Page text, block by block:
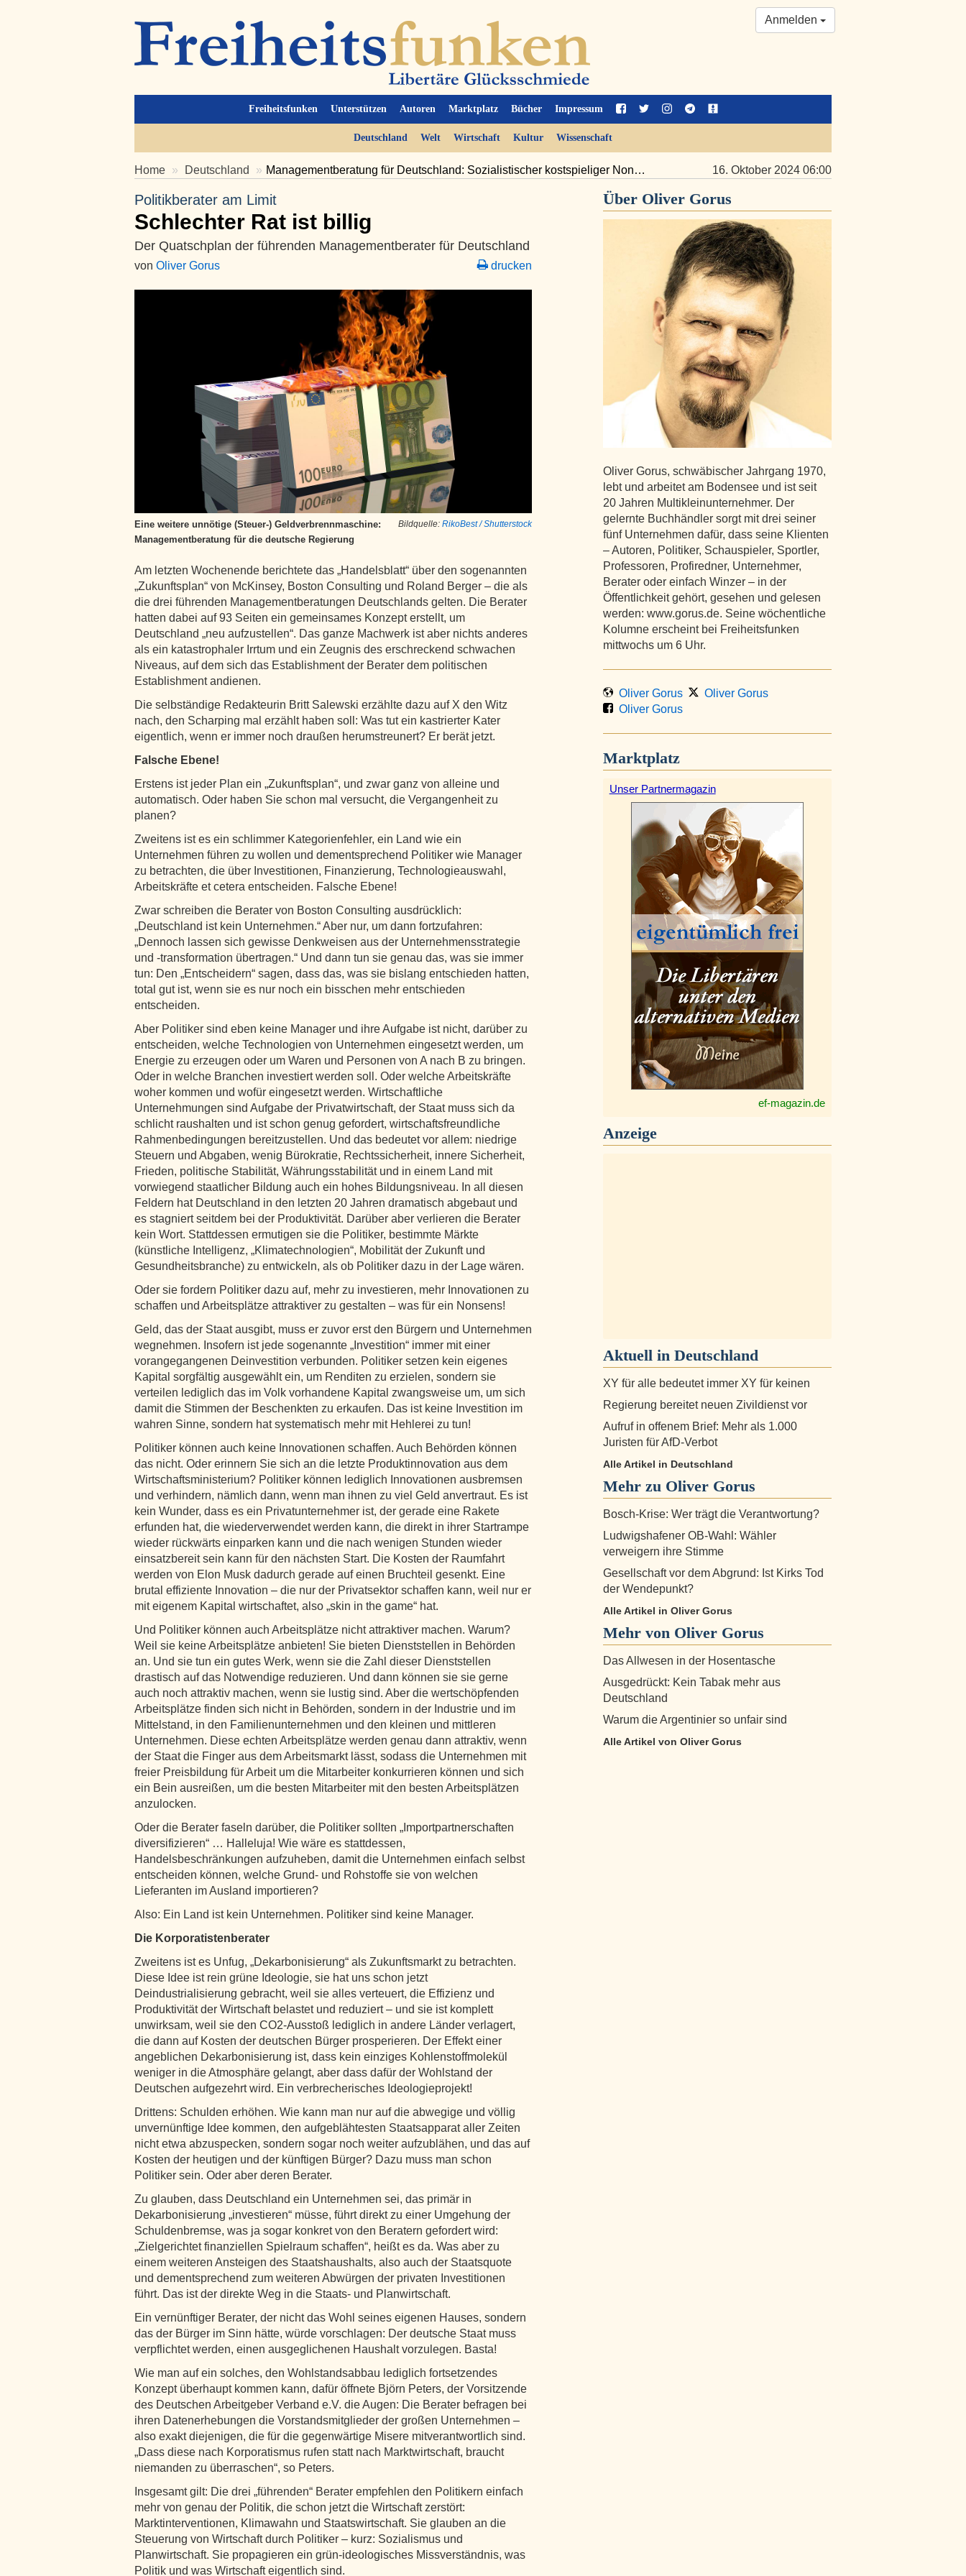
Freiheitsfunken Unterstützen Autoren Marktplatz Bücher Impressum
Anmelden
Deutschland Welt Wirtschaft Kultur Wissenschaft
Home Deutschland Managementberatung für Deutschland: Sozialistischer kostspieliger Non… 16. Oktober 2024 06:00
Politikberater am Limit
Schlechter Rat ist billig
Der Quatschplan der führenden Managementberater für Deutschland
von Oliver Gorus drucken
Bildquelle:RikoBest / Shutterstock
Eine weitere unnötige (Steuer-) Geldverbrennmaschine:
Managementberatung für die deutsche Regierung
Am letzten Wochenende berichtete das „Handelsblatt“ über den sogenannten
„Zukunftsplan“ von McKinsey, Boston Consulting und Roland Berger – die als
die drei führenden Managementberatungen Deutschlands gelten. Die Berater
hatten dabei auf 93 Seiten ein gemeinsames Konzept erstellt, um
Deutschland „neu aufzustellen“. Das ganze Machwerk ist aber nichts anderes
als ein katastrophaler Irrtum und ein Zeugnis des erschreckend schwachen
Niveaus, auf dem sich das Establishment der Berater dem politischen
Establishment andienen.
Die selbständige Redakteurin Britt Salewski erzählte dazu auf X den Witz
nach, den Scharping mal erzählt haben soll: Was tut ein kastrierter Kater
eigentlich, wenn er immer noch draußen herumstreunert? Er berät jetzt.
Falsche Ebene!
Erstens ist jeder Plan ein „Zukunftsplan“, und zwar ganz von alleine und
automatisch. Oder haben Sie schon mal versucht, die Vergangenheit zu
planen?
Zweitens ist es ein schlimmer Kategorienfehler, ein Land wie ein
Unternehmen führen zu wollen und dementsprechend Politiker wie Manager
zu betrachten, die über Investitionen, Finanzierung, Technologieauswahl,
Arbeitskräfte et cetera entscheiden. Falsche Ebene!
Zwar schreiben die Berater von Boston Consulting ausdrücklich:
„Deutschland ist kein Unternehmen.“ Aber nur, um dann fortzufahren:
„Dennoch lassen sich gewisse Denkweisen aus der Unternehmensstrategie
und -transformation übertragen.“ Und dann tun sie genau das, was sie immer
tun: Den „Entscheidern“ sagen, dass das, was sie bislang entschieden hatten,
total gut ist, wenn sie es nur noch ein bisschen mehr entschieden
entscheiden.
Aber Politiker sind eben keine Manager und ihre Aufgabe ist nicht, darüber zu
entscheiden, welche Technologien von Unternehmen eingesetzt werden, um
Energie zu erzeugen oder um Waren und Personen von A nach B zu bringen.
Oder in welche Branchen investiert werden soll. Oder welche Arbeitskräfte
woher kommen und wofür eingesetzt werden. Wirtschaftliche
Unternehmungen sind Aufgabe der Privatwirtschaft, der Staat muss sich da
schlicht raushalten und ist schon genug gefordert, wirtschaftsfreundliche
Rahmenbedingungen bereitzustellen. Und das bedeutet vor allem: niedrige
Steuern und Abgaben, wenig Bürokratie, Rechtssicherheit, innere Sicherheit,
Frieden, politische Stabilität, Währungsstabilität und in einem Land mit
vorwiegend staatlicher Bildung auch ein hohes Bildungsniveau. In all diesen
Feldern hat Deutschland in den letzten 20 Jahren dramatisch abgebaut und
es stagniert seitdem bei der Produktivität. Darüber aber verlieren die Berater
kein Wort. Stattdessen ermutigen sie die Politiker, bestimmte Märkte
(künstliche Intelligenz, „Klimatechnologien“, Mobilität der Zukunft und
Gesundheitsbranche) zu entwickeln, als ob Politiker dazu in der Lage wären.
Oder sie fordern Politiker dazu auf, mehr zu investieren, mehr Innovationen zu
schaffen und Arbeitsplätze attraktiver zu gestalten – was für ein Nonsens!
Geld, das der Staat ausgibt, muss er zuvor erst den Bürgern und Unternehmen
wegnehmen. Insofern ist jede sogenannte „Investition“ immer mit einer
vorangegangenen Deinvestition verbunden. Politiker setzen kein eigenes
Kapital sorgfältig ausgewählt ein, um Renditen zu erzielen, sondern sie
verteilen lediglich das im Volk vorhandene Kapital zwangsweise um, um sich
damit die Stimmen der Beschenkten zu erkaufen. Das ist keine Investition im
wahren Sinne, sondern hat systematisch mehr mit Hehlerei zu tun!
Politiker können auch keine Innovationen schaffen. Auch Behörden können
das nicht. Oder erinnern Sie sich an die letzte Produktinnovation aus dem
Wirtschaftsministerium? Politiker können lediglich Innovationen ausbremsen
und verhindern, nämlich dann, wenn man ihnen zu viel Geld anvertraut. Es ist
kein Wunder, dass es ein Privatunternehmer ist, der gerade eine Rakete
erfunden hat, die wiederverwendet werden kann, die direkt in ihrer Startrampe
wieder rückwärts einparken kann und die nach wenigen Stunden wieder
einsatzbereit sein kann für den nächsten Start. Die Kosten der Raumfahrt
werden von Elon Musk dadurch gerade auf einen Bruchteil gesenkt. Eine
brutal effiziente Innovation – die nur der Privatsektor schaffen kann, weil nur er
mit eigenem Kapital wirtschaftet, also „skin in the game“ hat.
Und Politiker können auch Arbeitsplätze nicht attraktiver machen. Warum?
Weil sie keine Arbeitsplätze anbieten! Sie bieten Dienststellen in Behörden
an. Und sie tun ein gutes Werk, wenn sie die Zahl dieser Dienststellen
drastisch auf das Notwendige reduzieren. Und dann können sie sie gerne
auch noch attraktiv machen, wenn sie lustig sind. Aber die wertschöpfenden
Arbeitsplätze finden sich nicht in Behörden, sondern in der Industrie und im
Mittelstand, in den Familienunternehmen und den kleinen und mittleren
Unternehmen. Diese echten Arbeitsplätze werden genau dann attraktiv, wenn
der Staat die Finger aus dem Arbeitsmarkt lässt, sodass die Unternehmen mit
freier Preisbildung für Arbeit um die Mitarbeiter konkurrieren können und sich
ein Bein ausreißen, um die besten Mitarbeiter mit den besten Arbeitsplätzen
anzulocken.
Oder die Berater faseln darüber, die Politiker sollten „Importpartnerschaften
diversifizieren“ … Halleluja! Wie wäre es stattdessen,
Handelsbeschränkungen aufzuheben, damit die Unternehmen einfach selbst
entscheiden können, welche Grund- und Rohstoffe sie von welchen
Lieferanten im Ausland importieren?
Also: Ein Land ist kein Unternehmen. Politiker sind keine Manager.
Die Korporatistenberater
Zweitens ist es Unfug, „Dekarbonisierung“ als Zukunftsmarkt zu betrachten.
Diese Idee ist rein grüne Ideologie, sie hat uns schon jetzt
Deindustrialisierung gebracht, weil sie alles verteuert, die Effizienz und
Produktivität der Wirtschaft belastet und reduziert – und sie ist komplett
unwirksam, weil sie den CO2-Ausstoß lediglich in andere Länder verlagert,
die dann auf Kosten der deutschen Bürger prosperieren. Der Effekt einer
angeblichen Dekarbonisierung ist, dass kein einziges Kohlenstoffmolekül
weniger in die Atmosphäre gelangt, aber dass dafür der Wohlstand der
Deutschen aufgezehrt wird. Ein verbrecherisches Ideologieprojekt!
Drittens: Schulden erhöhen. Wie kann man nur auf die abwegige und völlig
unvernünftige Idee kommen, den aufgeblähtesten Staatsapparat aller Zeiten
nicht etwa abzuspecken, sondern sogar noch weiter aufzublähen, und das auf
Kosten der heutigen und der künftigen Bürger? Dazu muss man schon
Politiker sein. Oder aber deren Berater.
Zu glauben, dass Deutschland ein Unternehmen sei, das primär in
Dekarbonisierung „investieren“ müsse, führt direkt zu einer Umgehung der
Schuldenbremse, was ja sogar konkret von den Beratern gefordert wird:
„Zielgerichtet finanziellen Spielraum schaffen“, heißt es da. Was aber zu
einem weiteren Ansteigen des Staatshaushalts, also auch der Staatsquote
und dementsprechend zum weiteren Abwürgen der privaten Investitionen
führt. Das ist der direkte Weg in die Staats- und Planwirtschaft.
Ein vernünftiger Berater, der nicht das Wohl seines eigenen Hauses, sondern
das der Bürger im Sinn hätte, würde vorschlagen: Der deutsche Staat muss
verpflichtet werden, einen ausgeglichenen Haushalt vorzulegen. Basta!
Wie man auf ein solches, den Wohlstandsabbau lediglich fortsetzendes
Konzept überhaupt kommen kann, dafür öffnete Björn Peters, der Vorsitzende
des Deutschen Arbeitgeber Verband e.V. die Augen: Die Berater befragen bei
ihren Datenerhebungen die Vorstandsmitglieder der großen Unternehmen –
also exakt diejenigen, die für die gegenwärtige Misere mitverantwortlich sind.
„Dass diese nach Korporatismus rufen statt nach Marktwirtschaft, braucht
niemanden zu überraschen“, so Peters.
Insgesamt gilt: Die drei „führenden“ Berater empfehlen den Politikern einfach
mehr von genau der Politik, die schon jetzt die Wirtschaft zerstört:
Marktinterventionen, Klimawahn und Staatswirtschaft. Sie glauben an die
Steuerung von Wirtschaft durch Politiker – kurz: Sozialismus und
Planwirtschaft. Sie propagieren ein grün-ideologisches Missverständnis, was
Politik und was Wirtschaft eigentlich sind.
Über Oliver Gorus
Oliver Gorus, schwäbischer Jahrgang 1970,
lebt und arbeitet am Bodensee und ist seit
20 Jahren Multikleinunternehmer. Der
gelernte Buchhändler sorgt mit drei seiner
fünf Unternehmen dafür, dass seine Klienten
– Autoren, Politiker, Schauspieler, Sportler,
Professoren, Profiredner, Unternehmer,
Berater oder einfach Winzer – in der
Öffentlichkeit gehört, gesehen und gelesen
werden: www.gorus.de. Seine wöchentliche
Kolumne erscheint bei Freiheitsfunken
mittwochs um 6 Uhr.
Oliver Gorus
Oliver Gorus
Oliver Gorus
Marktplatz
Unser Partnermagazin
ef-magazin.de
Anzeige
Aktuell in Deutschland
XY für alle bedeutet immer XY für keinen
Regierung bereitet neuen Zivildienst vor
Aufruf in offenem Brief: Mehr als 1.000
Juristen für AfD-Verbot
Alle Artikel in Deutschland
Mehr zu Oliver Gorus
Bosch-Krise: Wer trägt die Verantwortung?
Ludwigshafener OB-Wahl: Wähler
verweigern ihre Stimme
Gesellschaft vor dem Abgrund: Ist Kirks Tod
der Wendepunkt?
Alle Artikel in Oliver Gorus
Mehr von Oliver Gorus
Das Allwesen in der Hosentasche
Ausgedrückt: Kein Tabak mehr aus
Deutschland
Warum die Argentinier so unfair sind
Alle Artikel von Oliver Gorus